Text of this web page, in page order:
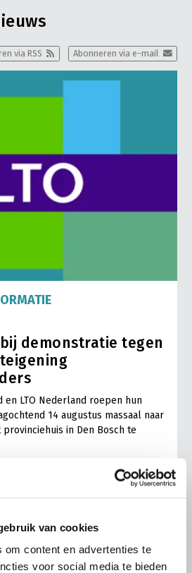
van cookies
om content en advertenties te
voor social media te bieden
Abonneren via e-mail
via RSS
demonstratie tegen
en LTO Nederland roepen hun
14 augustus massaal naar
in Den Bosch te
Lees meer